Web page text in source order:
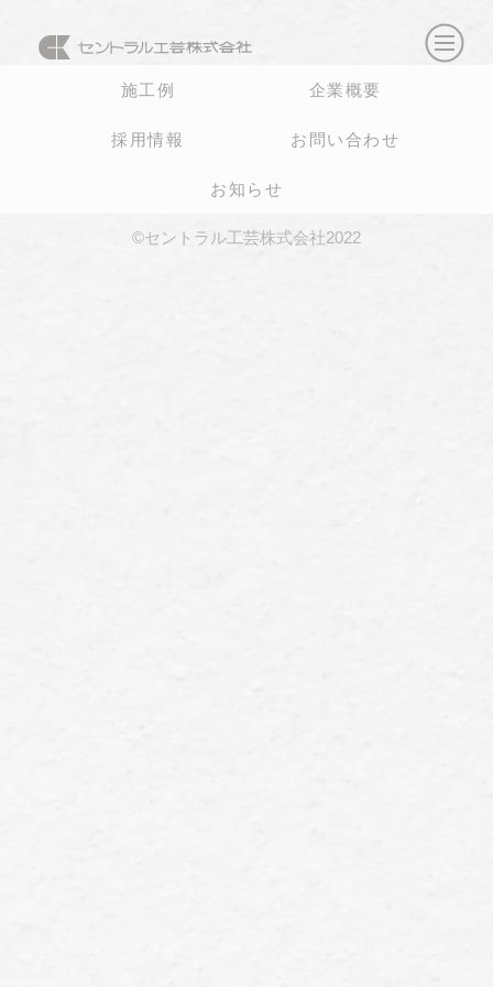
施工例 企業概要
採用情報 お問い合わせ
お知らせ
©セントラル工芸株式会社2022